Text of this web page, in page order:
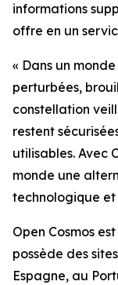
informations
offre en un
« Dans un
perturbées,
constellation
restent
utilisables. Avec
monde une
technologique
Open Cosmos
possède des
Espagne, au